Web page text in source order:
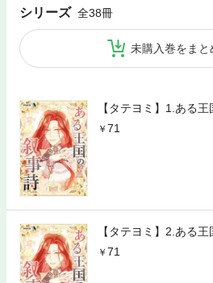
シリーズ 全38冊
未購入巻をまと
【タテヨミ】1.ある
71
【タテヨミ】2.ある
71